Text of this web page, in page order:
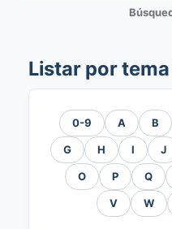
Listar por
0-9 A B
G H I J
O P Q
V W